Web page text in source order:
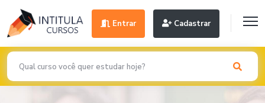
Entrar Cadastrar